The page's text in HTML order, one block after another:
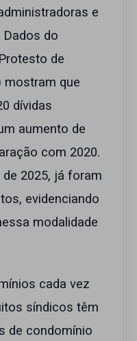
e
do
de
mostram que
dívidas
aumento de
com 2020.
2025, já foram
evidenciando
modalidade
cada vez
síndicos têm
de condomínio